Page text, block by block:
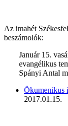
Az imahét
beszámolók:
Január 15.
evangélikus
Spányi Antal
Ökumenikus
2017.01.15.